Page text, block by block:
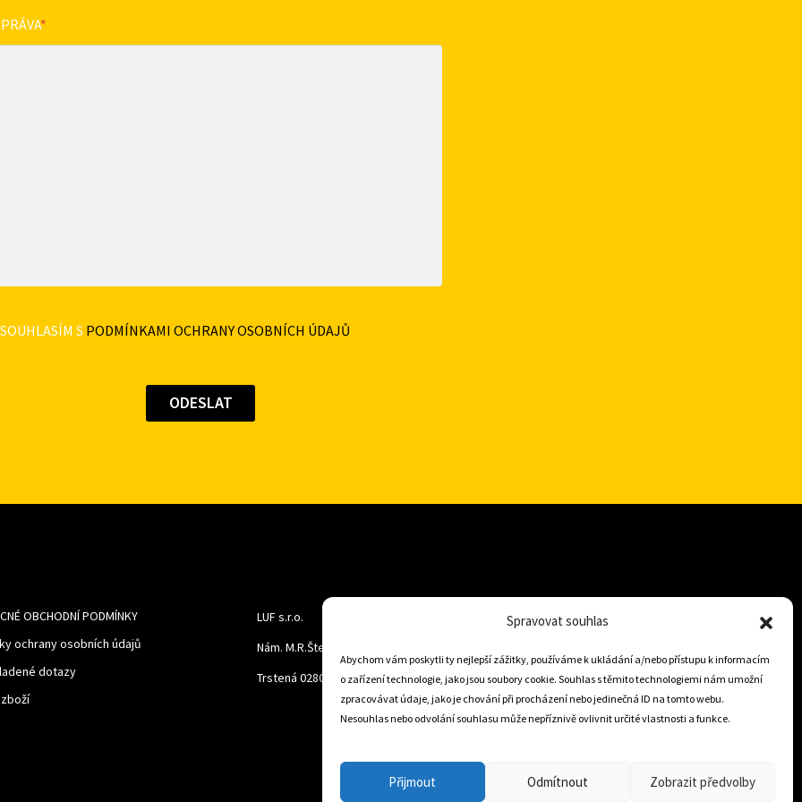
Spravovat souhlas
Abychom vám poskytli ty nejlepší zážitky, používáme k ukládání a/nebo přístupu k informacím
o zařízení technologie, jako jsou soubory cookie. Souhlas s těmito technologiemi nám umožní
zpracovávat údaje, jako je chování při procházení nebo jedinečná ID na tomto webu.
Nesouhlas nebo odvolání souhlasu může nepříznivě ovlivnit určité vlastnosti a funkce.
Přijmout Odmítnout Zobrazit předvolby
*
SOUHLASÍM S PODMÍNKAMI OCHRANY OSOBNÍCH ÚDAJŮ
OBCHODNÍ PODMÍNKY
ochrany osobních údajů
dotazy
LUF s.r.o.
Nám. M.R.Štefanika 518,
Trstená 02801
+421 905 806 234
info@dojezdovakola.com
Slovenský Eshop